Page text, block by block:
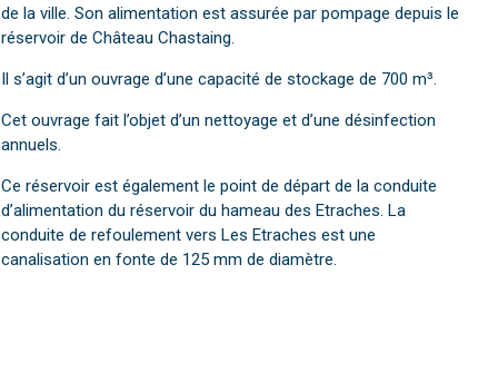
de la ville. Son alimentation est assurée par pompage depuis le
réservoir de Château Chastaing.
Il s’agit d’un ouvrage d’une capacité de stockage de 700 m³.
Cet ouvrage fait l’objet d’un nettoyage et d’une désinfection
annuels.
Ce réservoir est également le point de départ de la conduite
d’alimentation du réservoir du hameau des Etraches. La
conduite de refoulement vers Les Etraches est une
canalisation en fonte de 125 mm de diamètre.